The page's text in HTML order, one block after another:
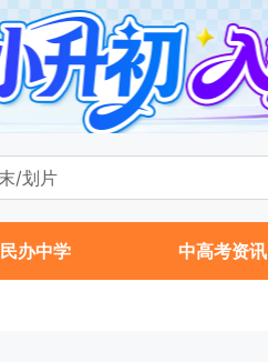
民办中学 中高考资讯